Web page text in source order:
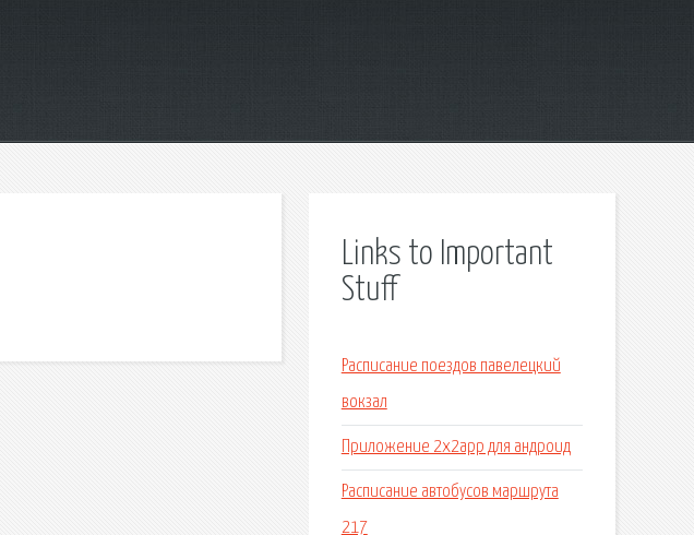
Links to Important
Stuff
Расписание поездов павелецкий
вокзал
Приложение 2x2app для андроид
Расписание автобусов маршрута
217